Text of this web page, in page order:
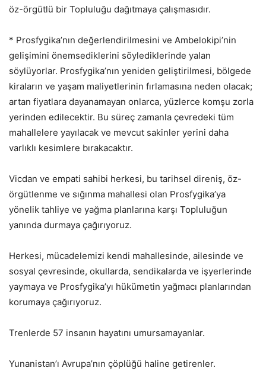
öz-örgütlü bir Topluluğu dağıtmaya çalışmasıdır.
* Prosfygika’nın değerlendirilmesini ve Ambelokipi’nin
gelişimini önemsediklerini söylediklerinde yalan
söylüyorlar. Prosfygika’nın yeniden geliştirilmesi, bölgede
kiraların ve yaşam maliyetlerinin fırlamasına neden olacak;
artan fiyatlara dayanamayan onlarca, yüzlerce komşu zorla
yerinden edilecektir. Bu süreç zamanla çevredeki tüm
mahallelere yayılacak ve mevcut sakinler yerini daha
varlıklı kesimlere bırakacaktır.
Vicdan ve empati sahibi herkesi, bu tarihsel direniş, öz-
örgütlenme ve sığınma mahallesi olan Prosfygika’ya
yönelik tahliye ve yağma planlarına karşı Topluluğun
yanında durmaya çağırıyoruz.
Herkesi, mücadelemizi kendi mahallesinde, ailesinde ve
sosyal çevresinde, okullarda, sendikalarda ve işyerlerinde
yaymaya ve Prosfygika’yı hükümetin yağmacı planlarından
korumaya çağırıyoruz.
Trenlerde 57 insanın hayatını umursamayanlar.
Yunanistan’ı Avrupa’nın çöplüğü haline getirenler.